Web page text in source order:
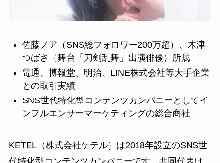
佐藤ノア（SNS総フォロワー200万超）、木津
つばさ（舞台「刀剣乱舞」出演俳優）所属
電通、博報堂、明治、LINE株式会社等大手企業
との取引実績
SNS世代特化型コンテンツカンパニーとしてイ
ンフルエンサーマーケティングの総合商社
KETEL（株式会社ケテル）は2018年設立のSNS世
代特化型コンテンツカンパニーです。共同代表は